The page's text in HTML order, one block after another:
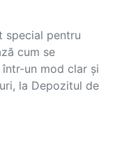
special pentru
cum se
un mod clar şi
la Depozitul de